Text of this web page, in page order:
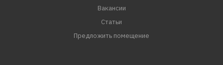
Вакансии
Статьи
Предложить помещение